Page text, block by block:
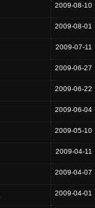
2009-08-10
2009-08-01
2009-07-11
2009-06-27
2009-06-22
2009-06-04
2009-05-10
2009-04-11
2009-04-07
2009-04-01